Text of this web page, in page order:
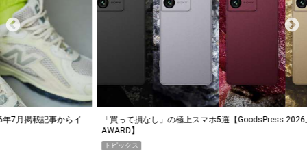
イ
「買って損なし」の極上スマホ5選【GoodsPress 2026上半期
薄着